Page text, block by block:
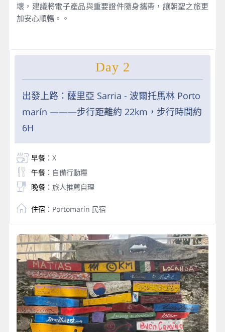
壞，建議將電子產品與重要證件隨身攜帶，讓朝聖之旅更
加安心順暢。。
Day 2
出發上路：薩里亞 Sarria - 波爾托馬林 Porto
marín ———步行距離約 22km，步行時間約
6H
早餐：X
午餐：自備行動糧
晚餐：旅人推薦自理
住宿 ：Portomarín 民宿